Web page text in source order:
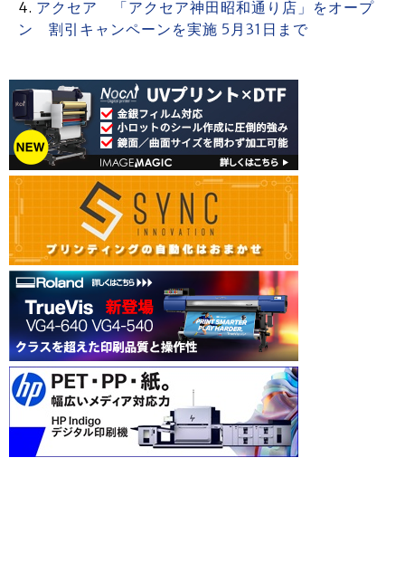
アクセア 「アクセア神田昭和通り店」をオープ
ン 割引キャンペーンを実施 5月31日まで